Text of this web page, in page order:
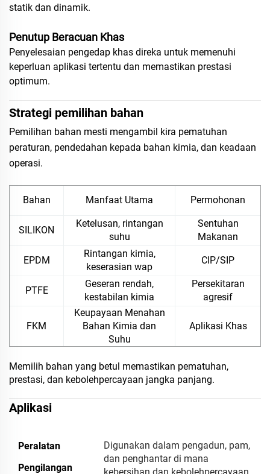
statik dan dinamik.
Penutup Beracuan Khas
Penyelesaian pengedap khas direka untuk memenuhi
keperluan aplikasi tertentu dan memastikan prestasi
optimum.
Strategi pemilihan bahan
Pemilihan bahan mesti mengambil kira pematuhan
peraturan, pendedahan kepada bahan kimia, dan keadaan
operasi.
Bahan Manfaat Utama Permohonan
SILIKON
Ketelusan, rintangan
suhu
Sentuhan
Makanan
EPDM
Rintangan kimia,
keserasian wap
CIP/SIP
PTFE
Geseran rendah,
kestabilan kimia
Persekitaran
agresif
FKM
Keupayaan Menahan
Bahan Kimia dan
Suhu
Aplikasi Khas
Memilih bahan yang betul memastikan pematuhan,
prestasi, dan kebolehpercayaan jangka panjang.
Aplikasi
Peralatan
Pengilangan
Digunakan dalam pengadun, pam,
dan penghantar di mana